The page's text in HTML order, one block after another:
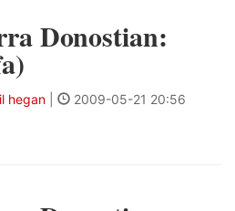
Donostian:
hegan 2009-05-21 20:56